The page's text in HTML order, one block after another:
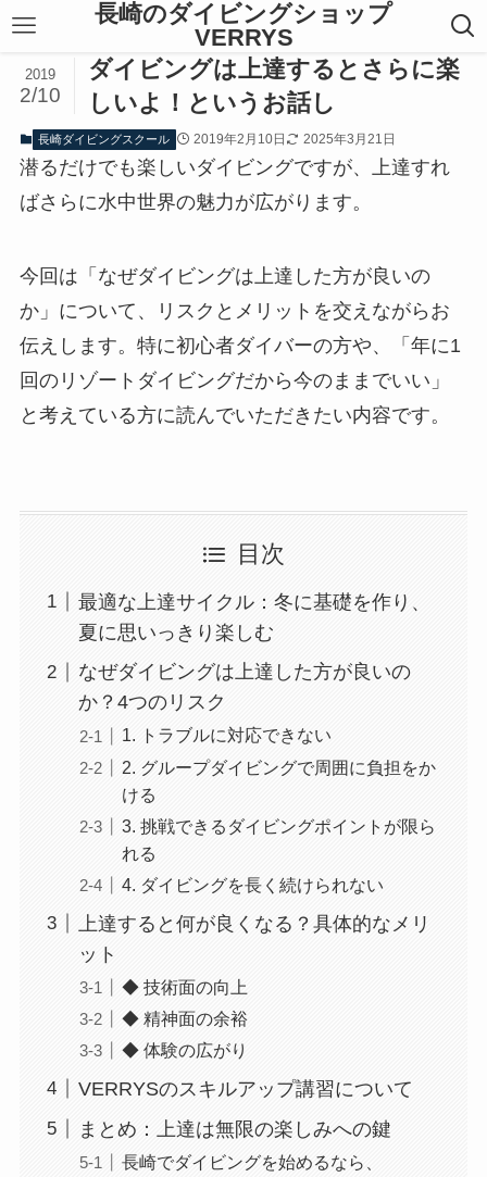
長崎のダイビングショップ
VERRYS
ダイビングは上達するとさらに楽
しいよ！というお話し
2019
2/10
長崎ダイビングスクール 2019年2月10日 2025年3月21日
潜るだけでも楽しいダイビングですが、上達すれ
ばさらに水中世界の魅力が広がります。
今回は「なぜダイビングは上達した方が良いの
か」について、リスクとメリットを交えながらお
伝えします。特に初心者ダイバーの方や、「年に1
回のリゾートダイビングだから今のままでいい」
と考えている方に読んでいただきたい内容です。
目次
最適な上達サイクル：冬に基礎を作り、
夏に思いっきり楽しむ
なぜダイビングは上達した方が良いの
か？4つのリスク
1. トラブルに対応できない
2. グループダイビングで周囲に負担をか
ける
3. 挑戦できるダイビングポイントが限ら
れる
4. ダイビングを長く続けられない
上達すると何が良くなる？具体的なメリ
ット
◆ 技術面の向上
◆ 精神面の余裕
◆ 体験の広がり
VERRYSのスキルアップ講習について
まとめ：上達は無限の楽しみへの鍵
長崎でダイビングを始めるなら、